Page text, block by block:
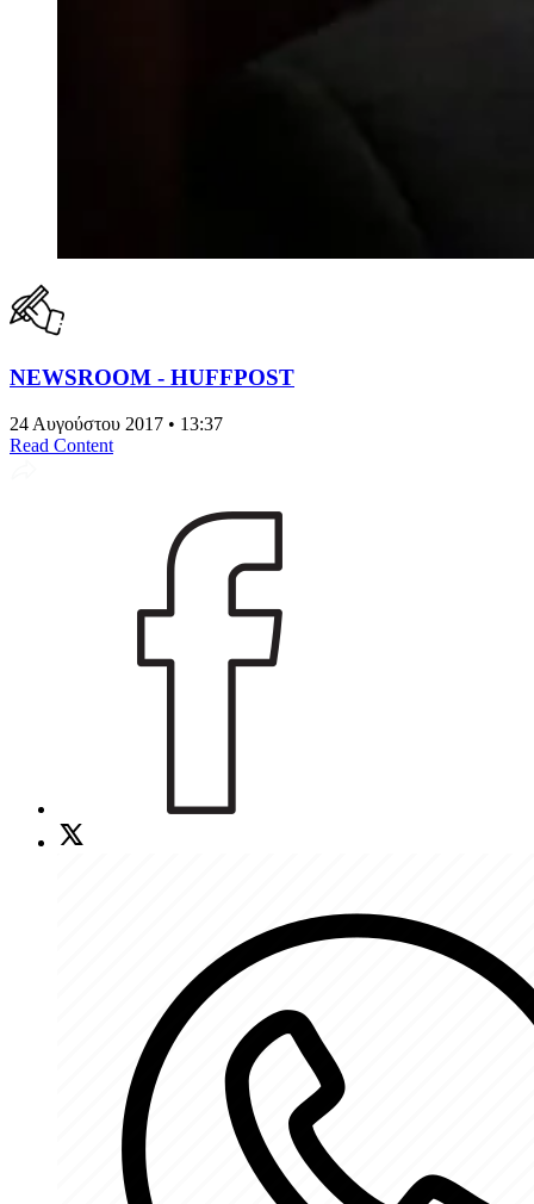
NEWSROOM - HUFFPOST
24 Αυγούστου 2017 • 13:37
Read Content